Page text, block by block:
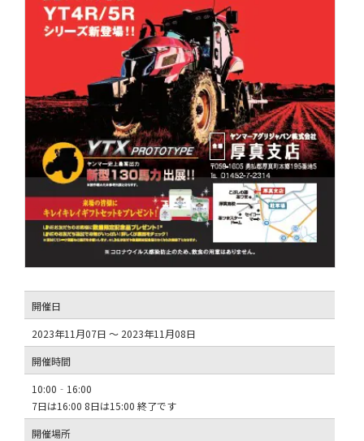
開催日
2023年11月07日 ～ 2023年11月08日
開催時間
10:00‐16:00
7日は16:00 8日は15:00 終了です
開催場所